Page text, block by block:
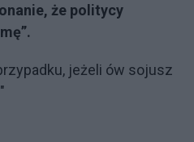
że politycy
jeżeli ów sojusz